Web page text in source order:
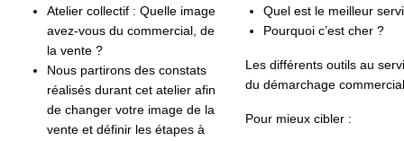
Atelier collectif : Quelle image
avez-vous du commercial, de
la vente ?
Nous partirons des constats
réalisés durant cet atelier afin
de changer votre image de la
vente et définir les étapes à
Quel est le meilleur
Pourquoi c’est cher ?
Les différents outils au
du démarchage commercial
Pour mieux cibler :